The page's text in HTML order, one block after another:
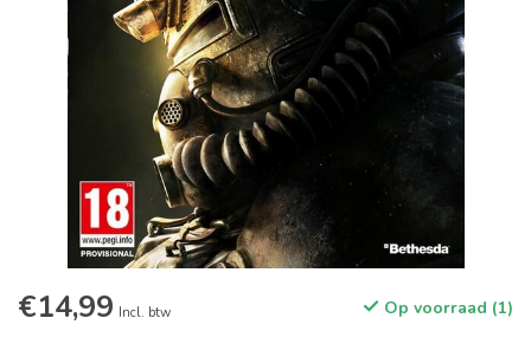
€14,99 Incl. btw Op voorraad (1)